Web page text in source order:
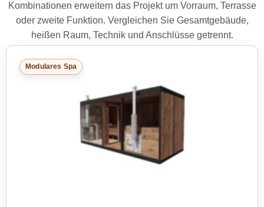
Kombinationen erweitern das Projekt um Vorraum, Terrasse
oder zweite Funktion. Vergleichen Sie Gesamtgebäude,
heißen Raum, Technik und Anschlüsse getrennt.
Modulares Spa